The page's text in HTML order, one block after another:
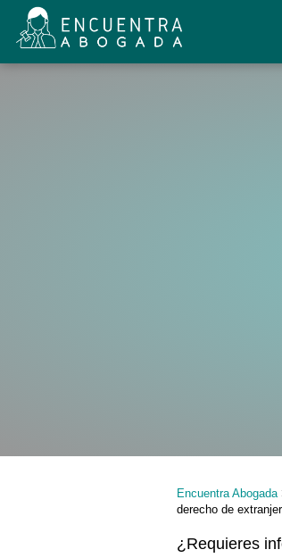
Encuentra Abogada
derecho de
¿Requieres